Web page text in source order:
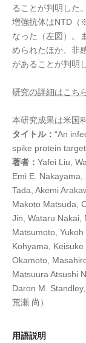
ることが判明した
増強抗体はNTD（
なった（左図）。
められたほか、非
があることが判明
研究の詳細はこち
本研究成果は米国
タイトル： “An
spike protein
著者： Yafei Liu,
Emi E.
Tada, Akemi
Makoto Matsuda,
Jin, Wataru Nakai,
Matsumoto,
Kohyama,
Okamoto,
Matsuura Atsushi
Daron M.
荒瀬 尚）
用語説明